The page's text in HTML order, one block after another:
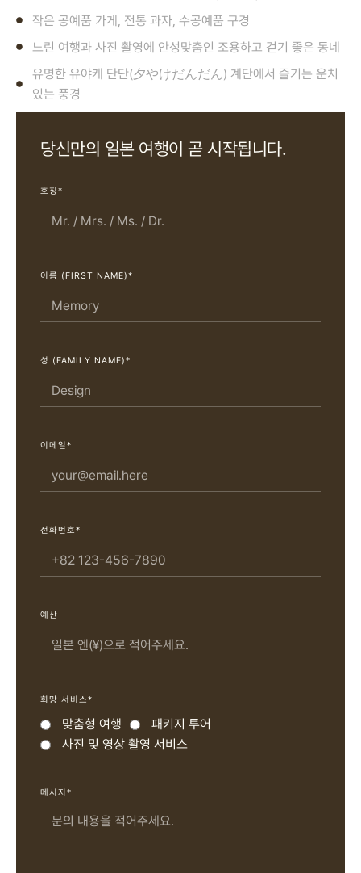
작은 공예품 가게, 전통 과자, 수공예품 구경
느린 여행과 사진 촬영에 안성맞춤인 조용하고 걷기 좋은 동네
유명한 유야케 단단(夕やけだんだん) 계단에서 즐기는 운치
있는 풍경
당신만의 일본 여행이 곧 시작됩니다.
호칭*
이름 (FIRST NAME)*
성 (FAMILY NAME)*
이메일*
전화번호*
예산
희망 서비스*
맞춤형 여행
패키지 투어
사진 및 영상 촬영 서비스
메시지*